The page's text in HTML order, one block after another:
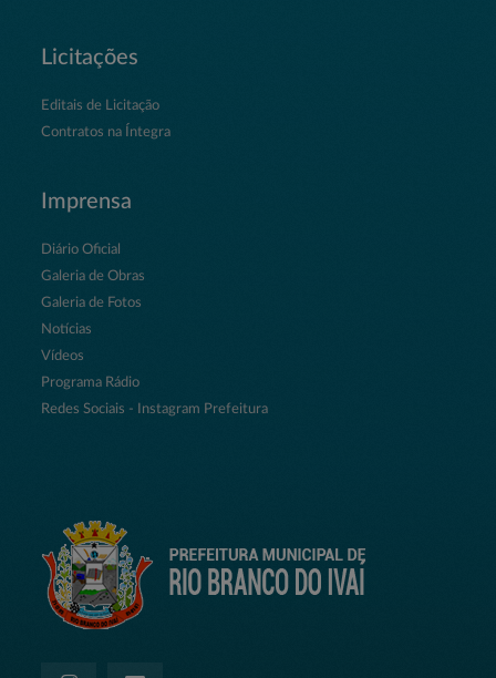
Licitações
Editais de Licitação
Contratos na Íntegra
Imprensa
Diário Oficial
Galeria de Obras
Galeria de Fotos
Notícias
Vídeos
Programa Rádio
Redes Sociais - Instagram Prefeitura